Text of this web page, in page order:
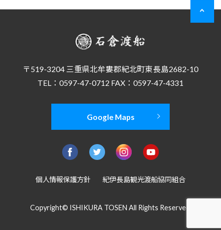
〒519-3204 三重県北牟婁郡紀北町東長島2682-10
TEL：0597-47-0712 FAX：0597-47-4331
Google Maps
個人情報保護方針 紀伊長島観光渡船協同組合
Copyright© ISHIKURA TOSEN All Rights Reserved.